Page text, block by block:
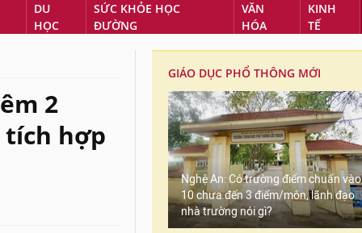
DU
HỌC
SỨC KHỎE HỌC
ĐƯỜNG
VĂN
HÓA
KINH
TẾ
2
tích hợp
GIÁO DỤC PHỔ THÔNG MỚI
Nghệ An: Có trường điểm chuẩn vào
10 chưa đến 3 điểm/môn, lãnh đạo
nhà trường nói gì?